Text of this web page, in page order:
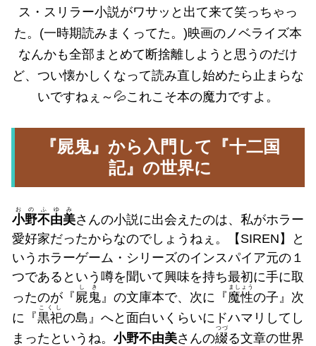
ス・スリラー小説がワサッと出て来て笑っちゃっ
た。(一時期読みまくってた。)映画のノベライズ本
なんかも全部まとめて断捨離しようと思うのだけ
ど、つい懐かしくなって読み直し始めたら止まらな
いですねぇ～💦これこそ本の魔力ですよ。
『屍鬼』から入門して『十二国
記』の世界に
小野不由美
おのふゆみ
さんの小説に出会えたのは、私がホラー
愛好家だったからなのでしょうねぇ。【SIREN】と
いうホラーゲーム・シリーズのインスパイア元の１
つであるという噂を聞いて興味を持ち最初に手に取
ったのが『屍鬼
しき
』の文庫本で、次に『 魔性
ましょう
の子』次
に『黒祀
こくし
の島』へと面白いくらいにドハマリしてし
まったというね。 小野不由美さんの綴
つづ
る文章の世界